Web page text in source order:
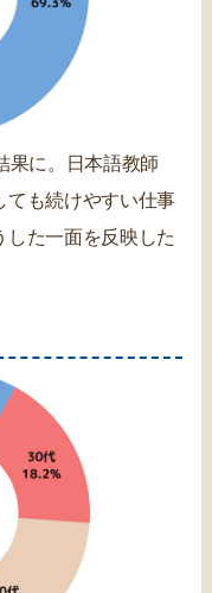
果に。日本語教師
ても続けやすい仕事
した一面を反映した